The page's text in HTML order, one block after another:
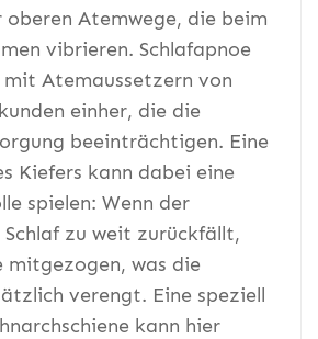
oberen Atemwege, die beim
vibrieren. Schlafapnoe
Atemaussetzern von
einher, die die
beeinträchtigen. Eine
Kiefers kann dabei eine
spielen: Wenn der
zu weit zurückfällt,
mitgezogen, was die
verengt. Eine speziell
kann hier